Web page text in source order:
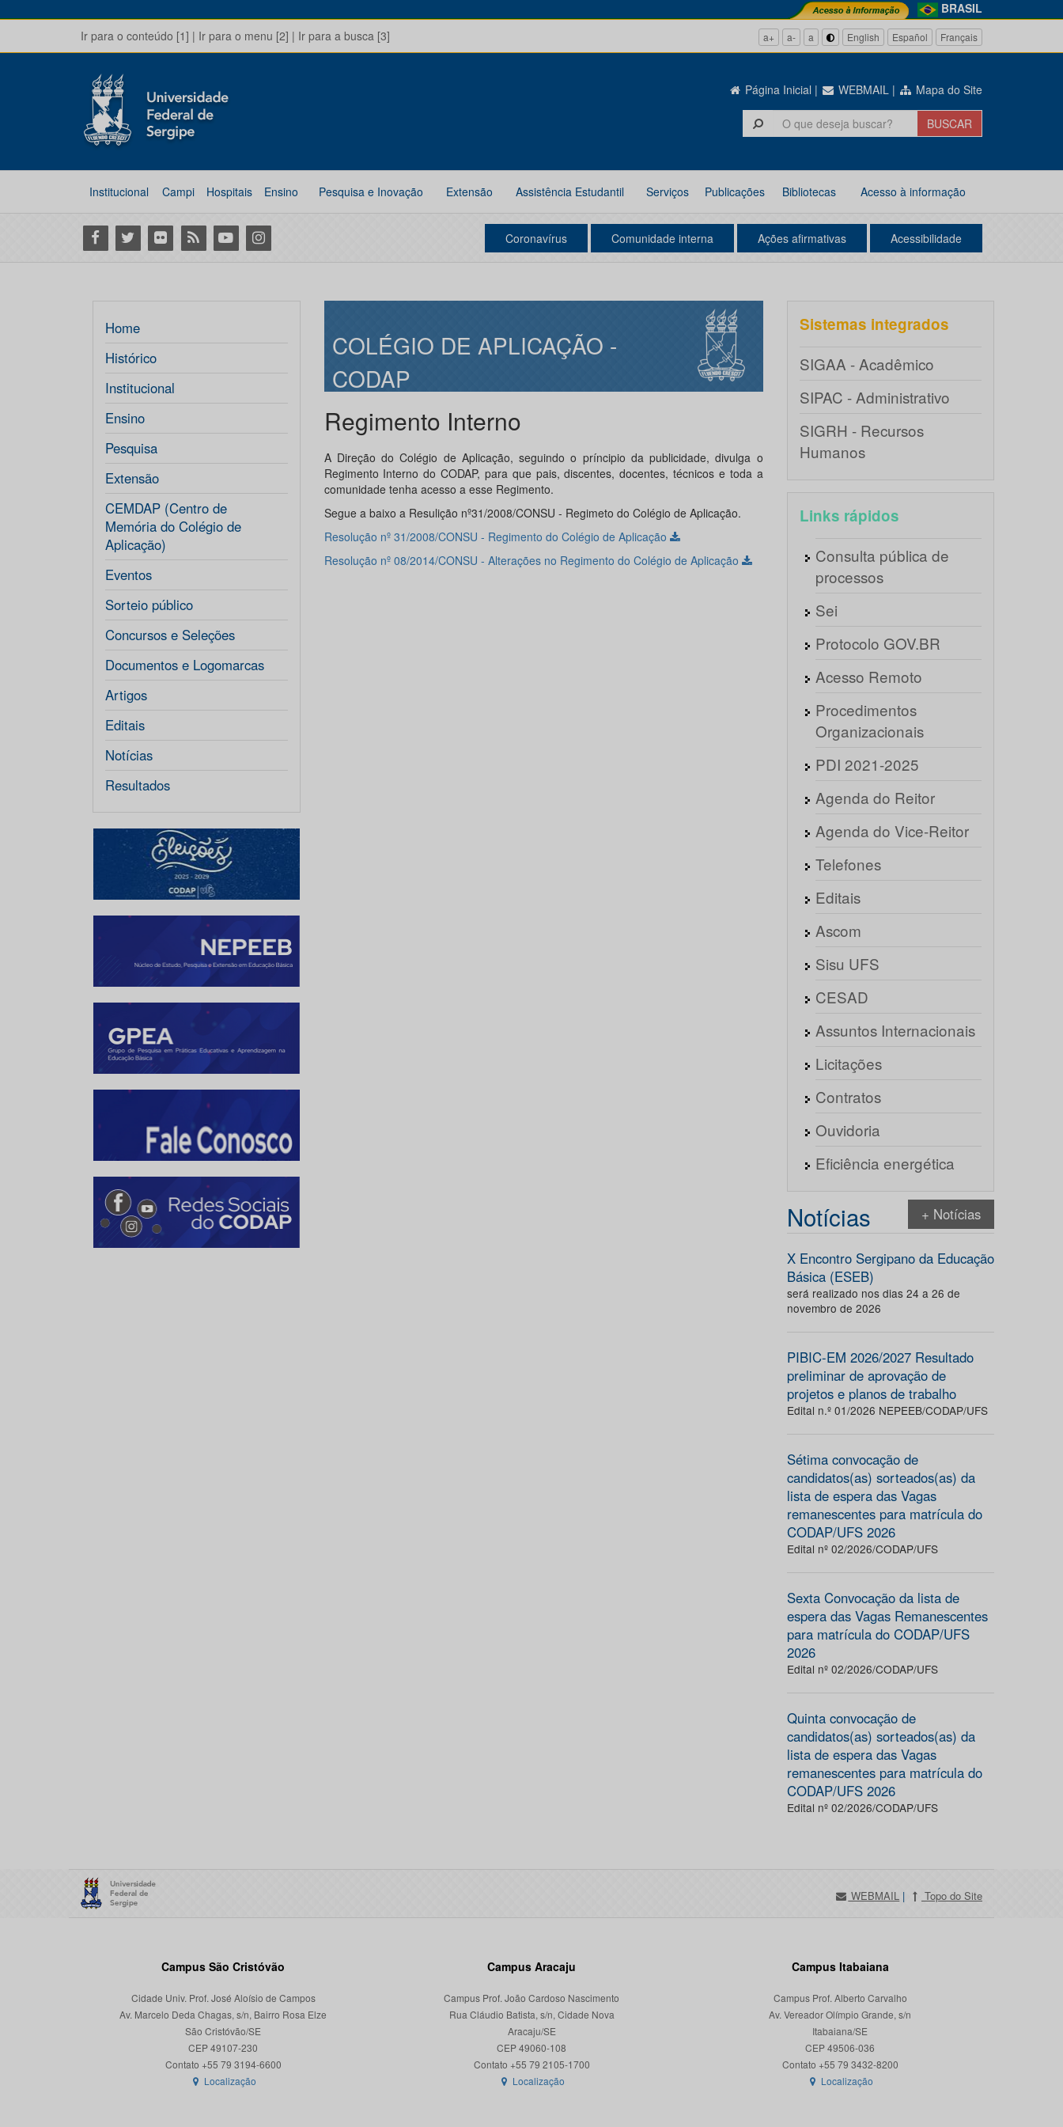
BRASIL
Ir para o conteúdo [1] | Ir para o menu [2] | Ir para a busca [3] a+ a- a English Español Français
Página Inicial | WEBMAIL | Mapa do Site
Institucional Campi Hospitais Ensino Pesquisa e Inovação Extensão Assistência Estudantil Serviços Publicações Bibliotecas Acesso à informação
Facebook
Twitter Flickr RSS YoutubeInstagram Coronavírus Comunidade interna Ações afirmativas Acessibilidade
Home
Histórico
Institucional
Ensino
Pesquisa
Extensão
CEMDAP (Centro de
Memória do Colégio de
Aplicação)
Eventos
Sorteio público
Concursos e Seleções
Documentos e Logomarcas
Artigos
Editais
Notícias
Resultados
COLÉGIO DE APLICAÇÃO -
CODAP
Regimento Interno
A Direção do Colégio de Aplicação, seguindo o príncipio da publicidade, divulga o
Regimento Interno do CODAP, para que pais, discentes, docentes, técnicos e toda a
comunidade tenha acesso a esse Regimento.
Segue a baixo a Resulição nº31/2008/CONSU - Regimeto do Colégio de Aplicação.
Resolução nº 31/2008/CONSU - Regimento do Colégio de Aplicação
Resolução nº 08/2014/CONSU - Alterações no Regimento do Colégio de Aplicação
Sistemas integrados
SIGAA - Acadêmico
SIPAC - Administrativo
SIGRH - Recursos
Humanos
Links rápidos
Consulta pública de
processos
Sei
Protocolo GOV.BR
Acesso Remoto
Procedimentos
Organizacionais
PDI 2021-2025
Agenda do Reitor
Agenda do Vice-Reitor
Telefones
Editais
Ascom
Sisu UFS
CESAD
Assuntos Internacionais
Licitações
Contratos
Ouvidoria
Eficiência energética
Notícias + Notícias
X Encontro Sergipano da Educação
Básica (ESEB)
será realizado nos dias 24 a 26 de
novembro de 2026
PIBIC-EM 2026/2027 Resultado
preliminar de aprovação de
projetos e planos de trabalho
Edital n.º 01/2026 NEPEEB/CODAP/UFS
Sétima convocação de
candidatos(as) sorteados(as) da
lista de espera das Vagas
remanescentes para matrícula do
CODAP/UFS 2026
Edital nº 02/2026/CODAP/UFS
Sexta Convocação da lista de
espera das Vagas Remanescentes
para matrícula do CODAP/UFS
2026
Edital nº 02/2026/CODAP/UFS
Quinta convocação de
candidatos(as) sorteados(as) da
lista de espera das Vagas
remanescentes para matrícula do
CODAP/UFS 2026
Edital nº 02/2026/CODAP/UFS
WEBMAIL | Topo do Site
Campus São Cristóvão
Cidade Univ. Prof. José Aloísio de Campos
Av. Marcelo Deda Chagas, s/n, Bairro Rosa Elze
São Cristóvão/SE
CEP 49107-230
Localização
Campus Aracaju
Campus Prof. João Cardoso Nascimento
Rua Cláudio Batista, s/n, Cidade Nova
Aracaju/SE
CEP 49060-108
Localização
Campus Itabaiana
Campus Prof. Alberto Carvalho
Av. Vereador Olímpio Grande, s/n
Itabaiana/SE
CEP 49506-036
Localização